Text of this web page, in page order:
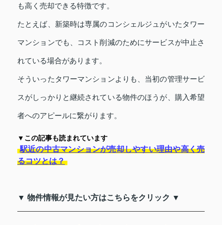
も高く売却できる特徴です。
たとえば、新築時は専属のコンシェルジュがいたタワー
マンションでも、コスト削減のためにサービスが中止さ
れている場合があります。
そういったタワーマンションよりも、当初の管理サービ
スがしっかりと継続されている物件のほうが、購入希望
者へのアピールに繋がります。
▼この記事も読まれています
駅近の中古マンションが売却しやすい理由や高く売
るコツとは？
▼ 物件情報が見たい方はこちらをクリック ▼